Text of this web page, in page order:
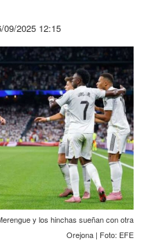
09/2025 12:15
y los hinchas sueñan con otra
Orejona | Foto: EFE